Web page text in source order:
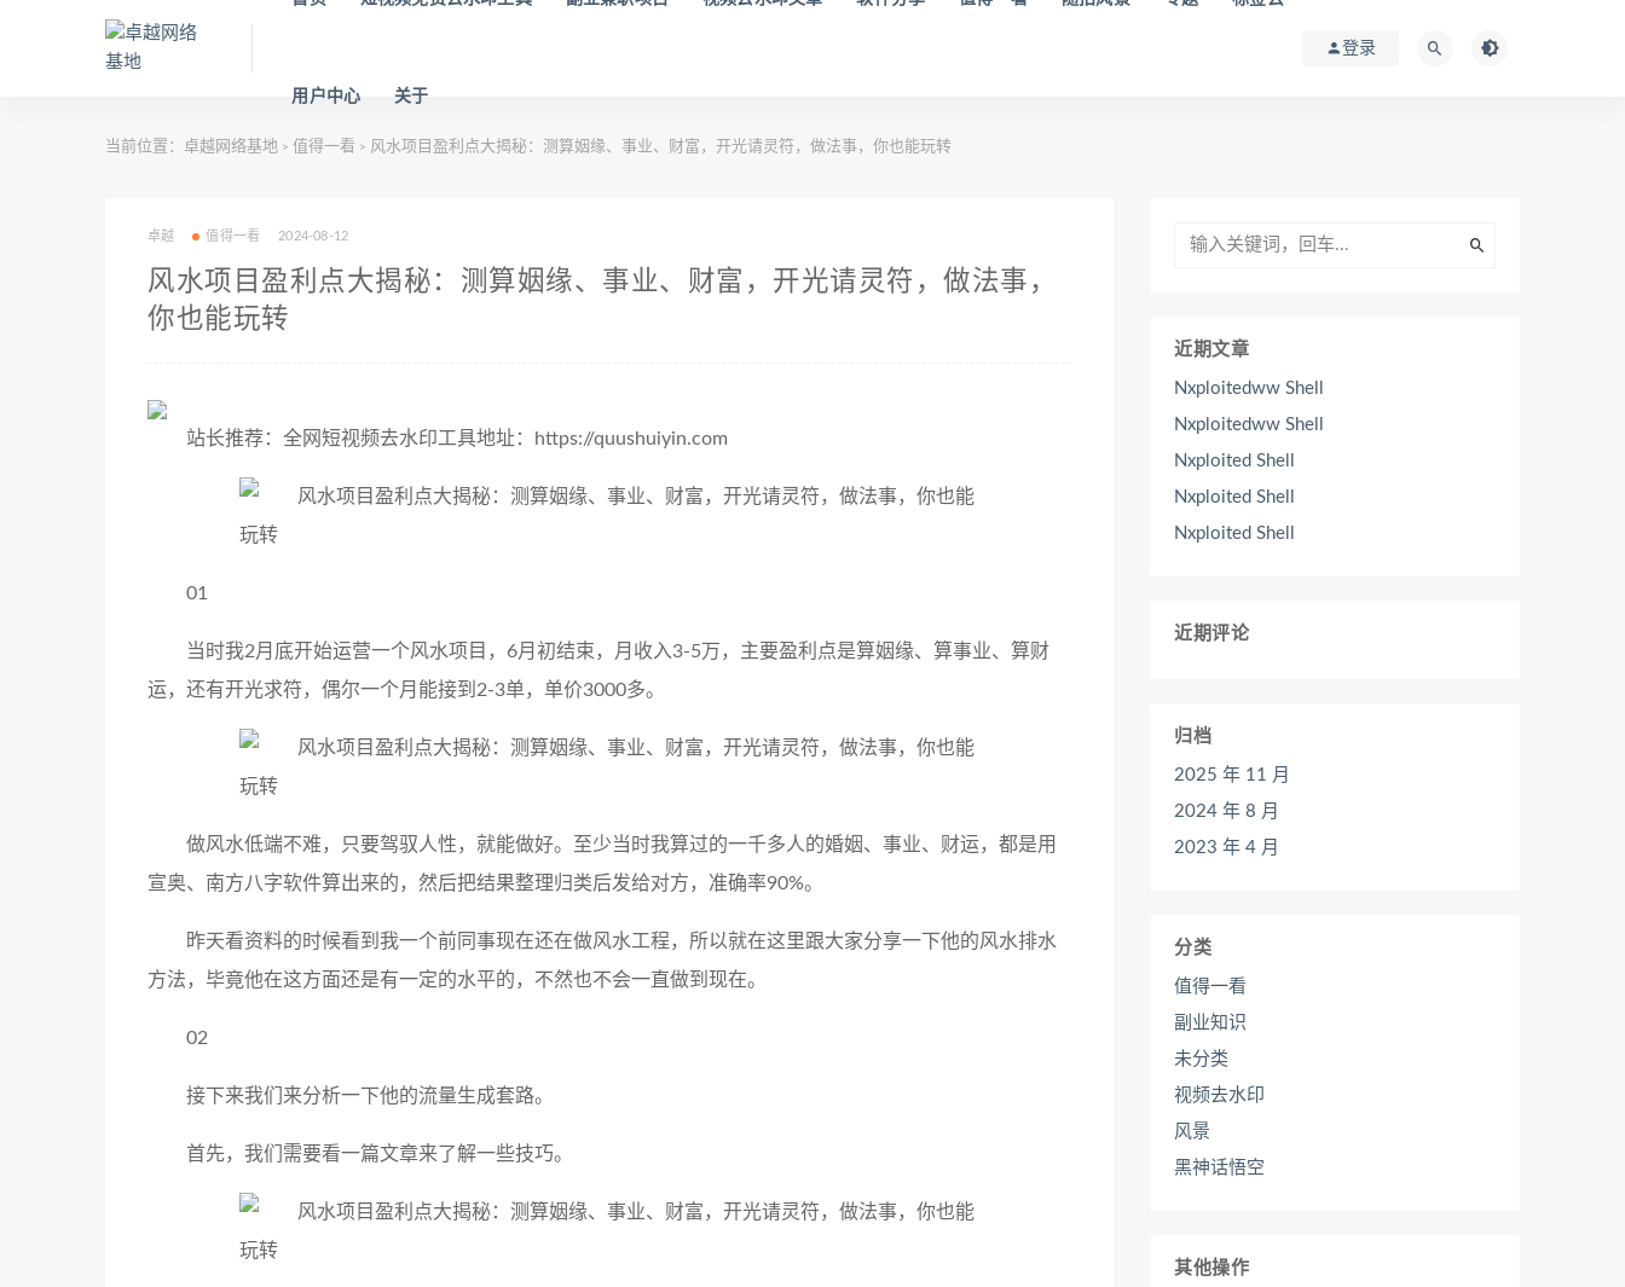
用户中心 关于
登录
当前位置： 卓越网络基地 > 值得一看 > 风水项目盈利点大揭秘：测算姻缘、事业、财富，开光请灵符，做法事，你也能玩转
卓越 值得一看 2024-08-12
风水项目盈利点大揭秘：测算姻缘、事业、财富，开光请灵符，做法事，
你也能玩转
站长推荐：全网短视频去水印工具地址：https://quushuiyin.com
01
当时我2月底开始运营一个风水项目，6月初结束，月收入3-5万，主要盈利点是算姻缘、算事业、算财
运，还有开光求符，偶尔一个月能接到2-3单，单价3000多。
做风水低端不难，只要驾驭人性，就能做好。至少当时我算过的一千多人的婚姻、事业、财运，都是用
宣奥、南方八字软件算出来的，然后把结果整理归类后发给对方，准确率90%。
昨天看资料的时候看到我一个前同事现在还在做风水工程，所以就在这里跟大家分享一下他的风水排水
方法，毕竟他在这方面还是有一定的水平的，不然也不会一直做到现在。
02
接下来我们来分析一下他的流量生成套路。
首先，我们需要看一篇文章来了解一些技巧。
近期文章
Nxploitedww Shell
Nxploitedww Shell
Nxploited Shell
Nxploited Shell
Nxploited Shell
近期评论
归档
2025 年 11 月
2024 年 8 月
2023 年 4 月
分类
值得一看
副业知识
未分类
视频去水印
风景
黑神话悟空
其他操作